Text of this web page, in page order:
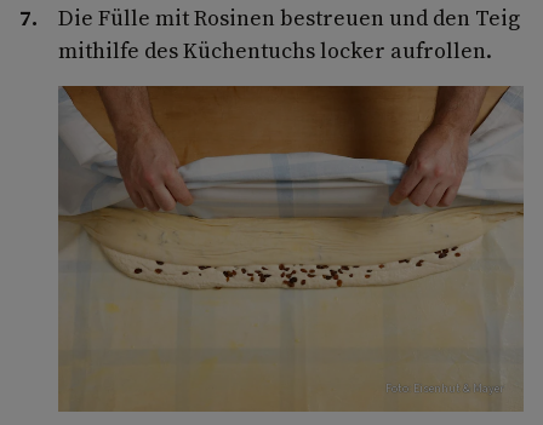
Die Fülle mit Rosinen bestreuen und den Teig
mithilfe des Küchentuchs locker aufrollen.
Foto: Eisenhut & Mayer